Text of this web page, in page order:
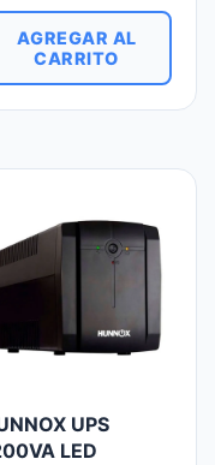
AGREGAR AL
CARRITO
UPS
LED